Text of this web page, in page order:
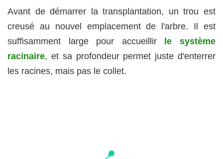
Avant de démarrer la transplantation, un trou est
creusé au nouvel emplacement de l'arbre. Il est
suffisamment large pour accueillir
le système
racinaire, et sa profondeur permet juste d'enterrer
les racines, mais pas le collet.